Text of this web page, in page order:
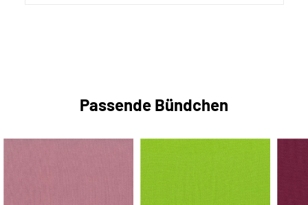
Passende Bündchen